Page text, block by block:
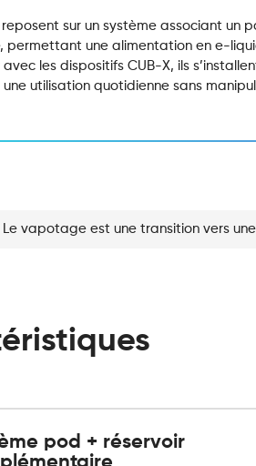
reposent sur un système associant un
permettant une alimentation en e-
les dispositifs CUB-X, ils
une utilisation quotidienne sans
Le vapotage est une transition vers
pod + réservoir